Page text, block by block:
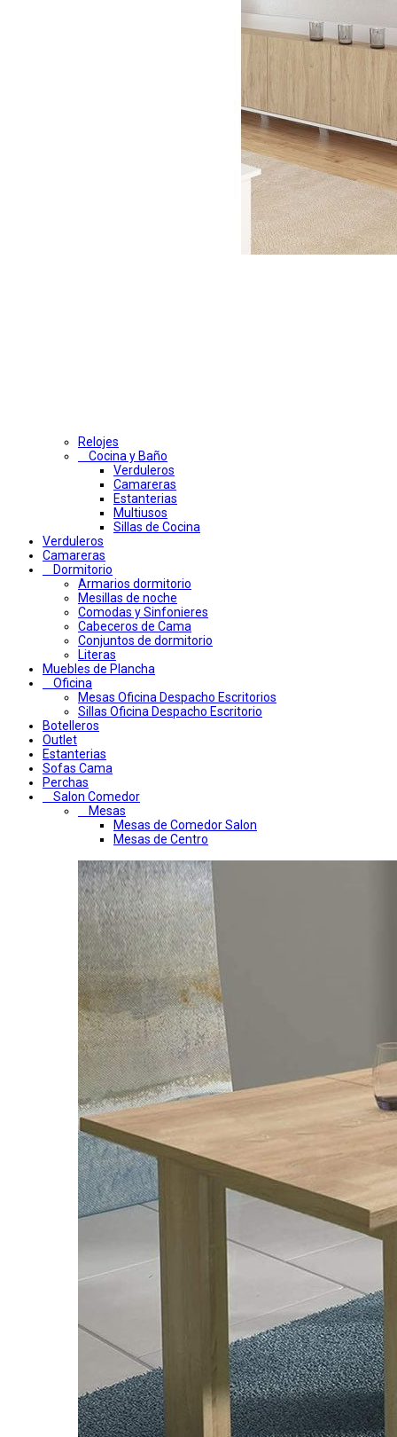
Relojes
Cocina y Baño
Verduleros
Camareras
Estanterias
Multiusos
Sillas de Cocina
Verduleros
Camareras
Dormitorio
Armarios dormitorio
Mesillas de noche
Comodas y Sinfonieres
Cabeceros de Cama
Conjuntos de dormitorio
Literas
Muebles de Plancha
Oficina
Mesas Oficina Despacho Escritorios
Sillas Oficina Despacho Escritorio
Botelleros
Outlet
Estanterias
Sofas Cama
Perchas
Salon Comedor
Mesas
Mesas de Comedor Salon
Mesas de Centro